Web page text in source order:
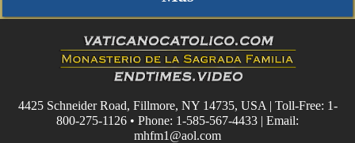
4425 Schneider Road, Fillmore, NY 14735, USA | Toll-Free: 1-
800-275-1126 • Phone: 1-585-567-4433 | Email:
mhfm1@aol.com